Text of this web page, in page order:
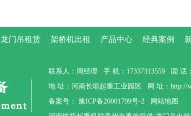
龙门吊租赁 架桥机出租 产品中心 经典案例
联系人：周经理 手 机：17337313559 固 话
地 址：河南长垣起重工业园区 网 址：http://
备案号： 豫ICP备20001799号-2
网站地图